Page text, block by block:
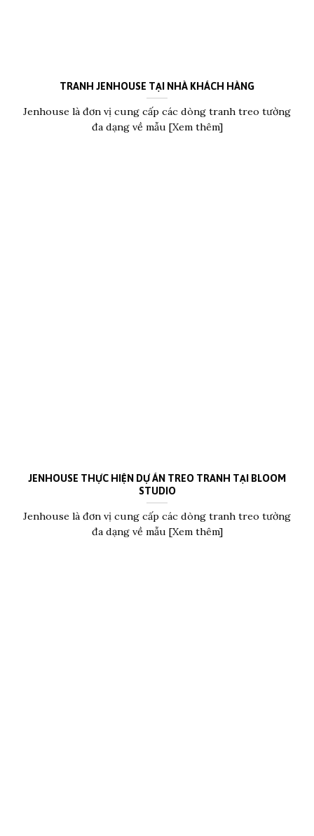
TRANH JENHOUSE TẠI NHÀ KHÁCH HÀNG
Jenhouse là đơn vị cung cấp các dòng tranh treo tường
đa dạng về mẫu [Xem thêm]
JENHOUSE THỰC HIỆN DỰ ÁN TREO TRANH TẠI BLOOM
STUDIO
Jenhouse là đơn vị cung cấp các dòng tranh treo tường
đa dạng về mẫu [Xem thêm]